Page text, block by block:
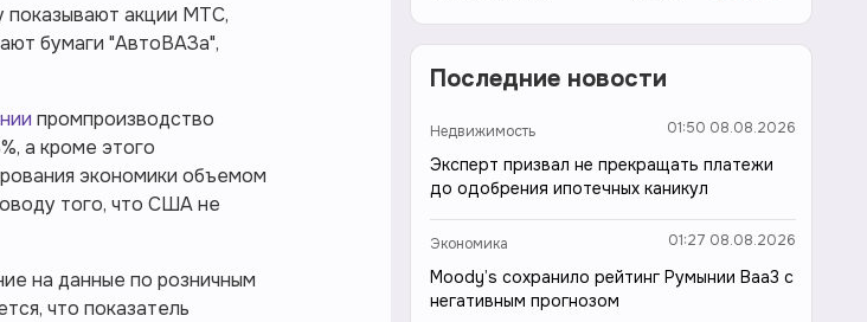
показывают акции МТС,
бумаги "АвтоВАЗа",
промпроизводство
а кроме этого
экономики объемом
того, что США не
на данные по розничным
что показатель
Последние новости
Недвижимость 01:50 08.08.2026
Эксперт призвал не прекращать платежи
до одобрения ипотечных каникул
Экономика 01:27 08.08.2026
Moody’s сохранило рейтинг Румынии Baa3 с
негативным прогнозом